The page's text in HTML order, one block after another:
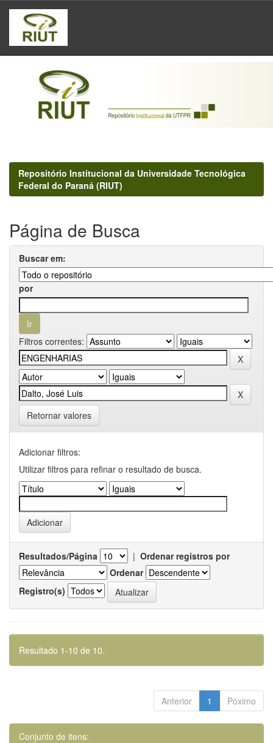
Skip
navigation
Repositório Institucional da Universidade Tecnológica
Federal do Paraná (RIUT)
Página de Busca
Buscar em:
por
Filtros correntes:
Retornar valores
Adicionar filtros:
Utilizar filtros para refinar o resultado de busca.
Resultados/Página | Ordenar registros por
Ordenar
Registro(s)
Resultado 1-10 de 10.
Anterior 1 Póximo
Conjunto de itens: